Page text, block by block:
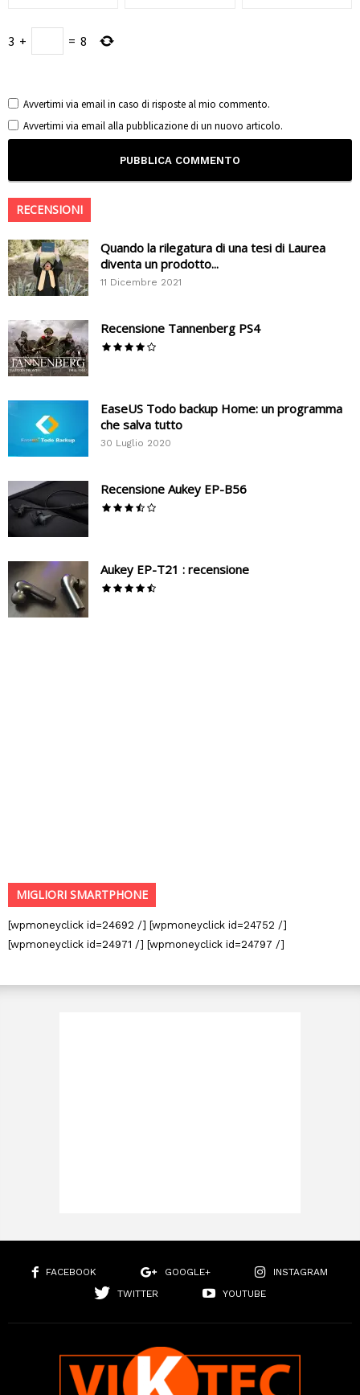
3 + = 8
Avvertimi via email in caso di risposte al mio commento.
Avvertimi via email alla pubblicazione di un nuovo articolo.
RECENSIONI
Quando la rilegatura di una tesi di Laurea
diventa un prodotto...
11 Dicembre 2021
Recensione Tannenberg PS4
EaseUS Todo backup Home: un programma
che salva tutto
30 Luglio 2020
Recensione Aukey EP-B56
Aukey EP-T21 : recensione
MIGLIORI SMARTPHONE
[wpmoneyclick id=24692 /] [wpmoneyclick id=24752 /]
[wpmoneyclick id=24971 /] [wpmoneyclick id=24797 /]
FACEBOOK GOOGLE+
INSTAGRAM
TWITTER
YOUTUBE